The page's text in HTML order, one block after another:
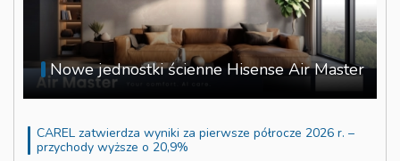
Nowe jednostki ścienne Hisense Air Master
CAREL zatwierdza wyniki za pierwsze półrocze 2026 r. –
przychody wyższe o 20,9%